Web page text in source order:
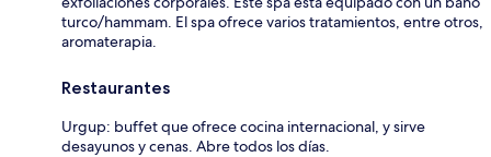
turco/hammam. El spa ofrece varios tratamientos, entre otros,
aromaterapia.
Restaurantes
Urgup: buffet que ofrece cocina internacional, y sirve
desayunos y cenas. Abre todos los días.